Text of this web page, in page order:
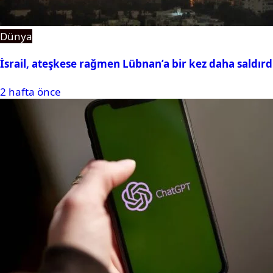
Dünya
İsrail, ateşkese rağmen Lübnan’a bir kez daha
2 hafta önce